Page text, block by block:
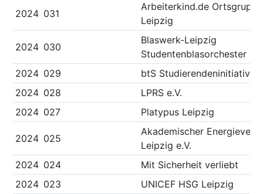
2024 031
Arbeiterkind.de Ortsgruppe
Leipzig
2024 030
Blaswerk-Leipzig
Studentenblasorchester
2024 029
btS Studierendeninitiative
2024 028
LPRS e.V.
2024 027 Platypus Leipzig
2024 025
Akademischer
Leipzig e.V.
2024 024
Mit Sicherheit verliebt
2024 023 UNICEF HSG Leipzig